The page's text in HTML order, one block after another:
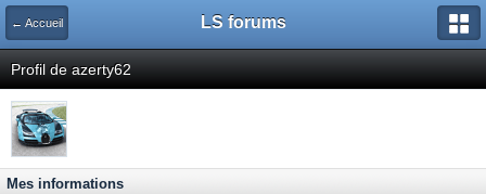
← Accueil LS forums
Profil de azerty62
Mes informations